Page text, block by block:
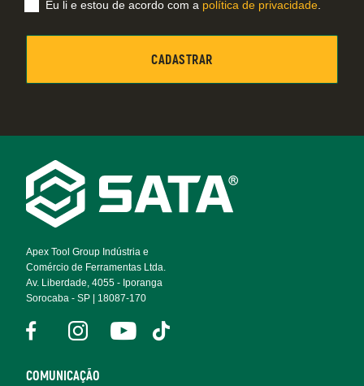
Footer
Navigation
Apex Tool Group Indústria e
Comércio de Ferramentas Ltda.
Av. Liberdade, 4055 - Iporanga
Sorocaba - SP | 18087-170
COMUNICAÇÃO
Eu li e estou de acordo com a política de privacidade